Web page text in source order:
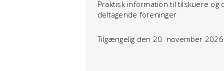
Praktisk information til tilskuere og
deltagende foreninger
Tilgængelig den 20. november 2026